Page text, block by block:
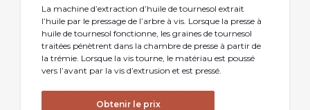
La machine d’extraction d’huile de tournesol extrait
l’huile par le pressage de l’arbre à vis. Lorsque la presse à
huile de tournesol fonctionne, les graines de tournesol
traitées pénètrent dans la chambre de presse à partir de
la trémie. Lorsque la vis tourne, le matériau est poussé
vers l’avant par la vis d’extrusion et est pressé.
Obtenir le prix